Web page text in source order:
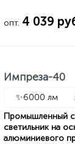
опт. 4 039
Импреза-40
✨6000 лм
Промышленный
светильник на
алюминиевого